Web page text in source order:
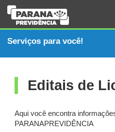
PARANAPREVIDÊNCIA
Serviços para você!
Editais de
Aqui você encontra
PARANAPREVIDÊNCIA